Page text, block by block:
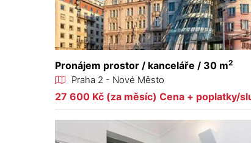
Pronájem prostor / kanceláře / 30 m2
Praha 2 - Nové Město
27 600 Kč (za měsíc) Cena + poplatky/